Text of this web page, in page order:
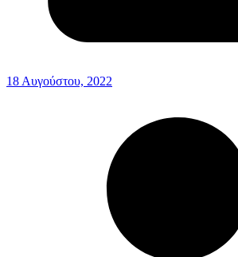
18 Αυγούστου, 2022